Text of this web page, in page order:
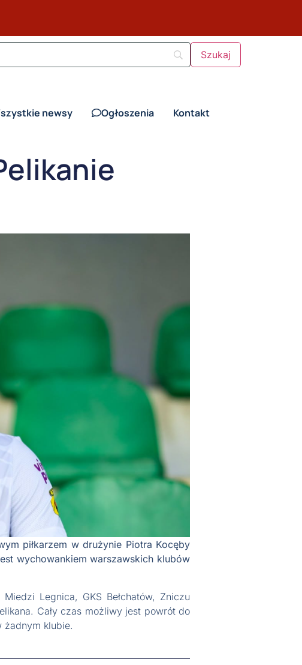
newsy Ogłoszenia Kontakt
piłkarzem w drużynie Piotra Kocęby
wychowankiem warszawskich klubów
Legnica, GKS Bełchatów, Zniczu
Cały czas możliwy jest powrót do
żadnym klubie.